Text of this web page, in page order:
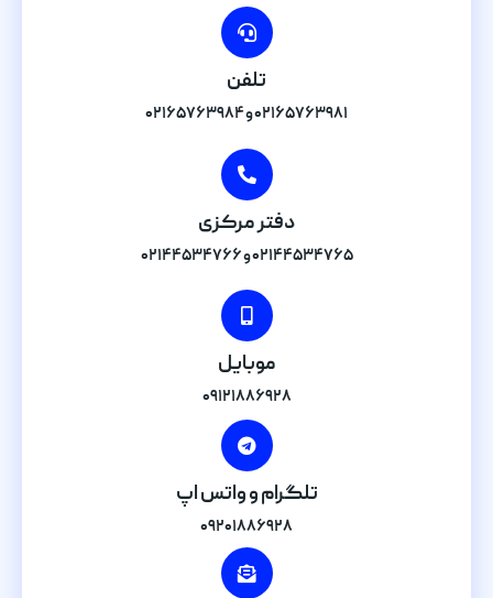
تلفن
۰۲۱۶۵۷۶۳۹۸۱ و ۰۲۱۶۵۷۶۳۹۸۴
دفتر مرکزی
۰۲۱۴۴۵۳۴۷۶۵ و ۰۲۱۴۴۵۳۴۷۶۶
موبایل
۰۹۱۲۱۸۸۶۹۲۸
تلگرام و واتس اپ
۰۹۲۰۱۸۸۶۹۲۸